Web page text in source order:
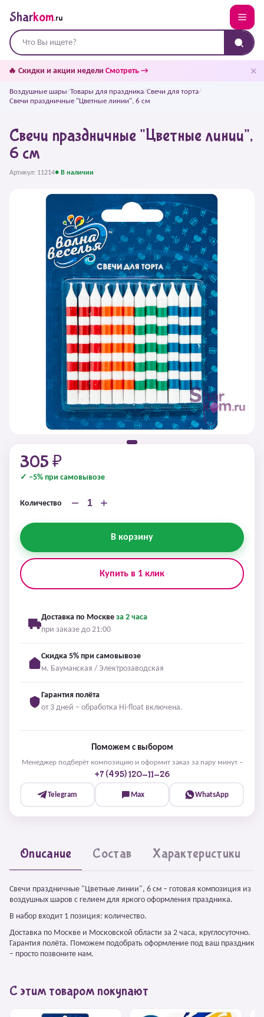
Sharkom.ru
🔥 Скидки и акции недели Смотреть → ✕
Воздушные шары/Товары для праздника/Свечи для торта/
Свечи праздничные "Цветные линии", 6 см
Свечи праздничные "Цветные линии",
6 см
Артикул: 11214● В наличии
305 ₽
✓ −5% при самовывозе
Количество − +
В корзину
Купить в 1 клик
Доставка по Москве за 2 часа
при заказе до 21:00
Скидка 5% при самовывозе
м. Бауманская / Электрозаводская
Гарантия полёта
от 3 дней – обработка Hi-float включена.
Поможем с выбором
Менеджер подберёт композицию и оформит заказ за пару минут –
+7 (495) 120-11-26
Telegram Max WhatsApp
Описание Состав Характеристики
Свечи праздничные "Цветные линии", 6 см – готовая композиция из
воздушных шаров с гелием для яркого оформления праздника.
В набор входит 1 позиция: количество.
Доставка по Москве и Московской области за 2 часа, круглосуточно.
Гарантия полёта. Поможем подобрать оформление под ваш праздник
– просто позвоните нам.
С этим товаром покупают